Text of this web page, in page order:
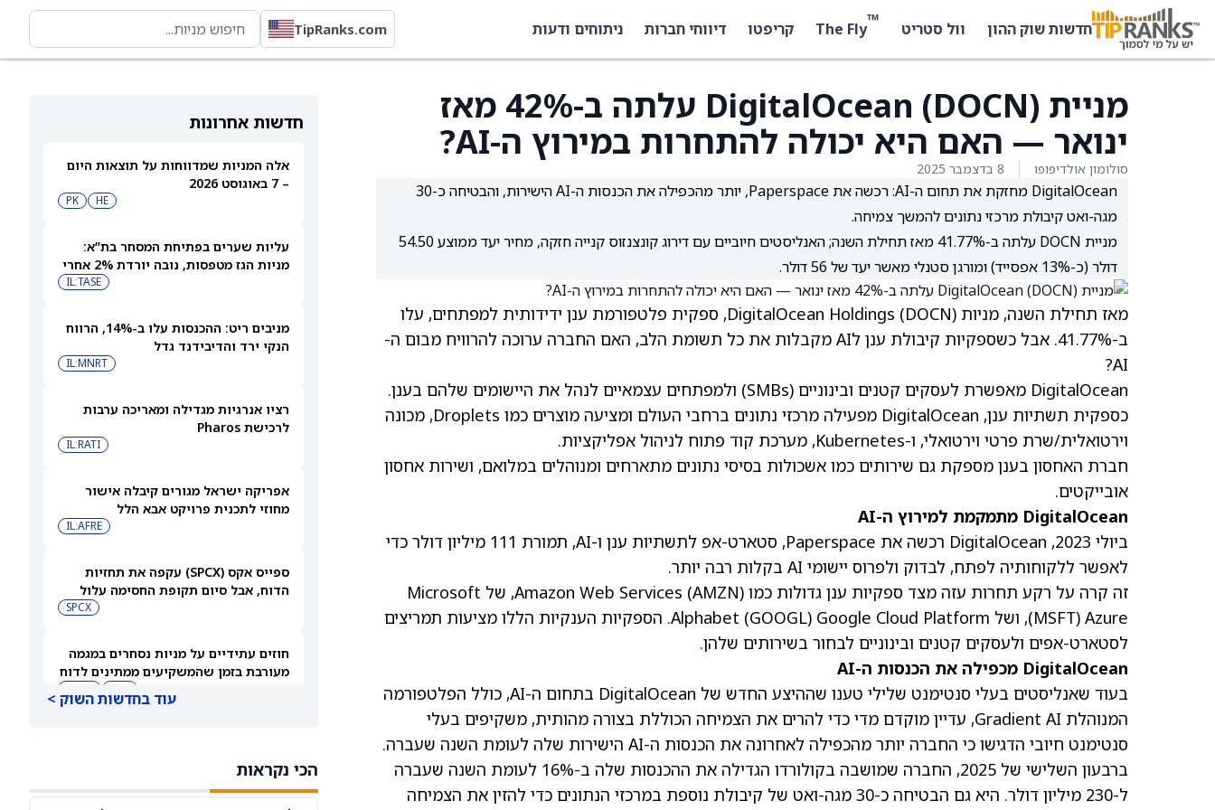
חדשות שוק ההון וול סטריט ™
The Fly קריפטו דיווחי חברות ניתוחים ודעות TipRanks.com
חדשות אחרונות
אלה המניות שמדווחות על תוצאות היום
– 7 באוגוסט 2026
HE
PK
עליות שערים בפתיחת המסחר בת”א:
מניות הגז מטפסות, נובה יורדת 2% אחרי
IL:TASE
מניבים ריט: ההכנסות עלו ב-14%, הרווח
הנקי ירד והדיבידנד גדל
IL:MNRT
רציו אנרגיות מגדילה ומאריכה ערבות
לרכישת Pharos
IL:RATI
אפריקה ישראל מגורים קיבלה אישור
מחוזי לתכנית פרויקט אבא הלל
IL:AFRE
ספייס אקס (SPCX) עקפה את תחזיות
הדוח, אבל סיום תקופת החסימה עלול
SPCX
חוזים עתידיים על מניות נסחרים במגמה
מעורבת בזמן שהמשקיעים ממתינים לדוח
עוד בחדשות השוק >
הכי נקראות
מניית DigitalOcean (DOCN) עלתה ב-42% מאז
ינואר — האם היא יכולה להתחרות במירוץ ה-AI?
סולומון אולדיפופו 8 בדצמבר 2025
DigitalOcean מחזקת את תחום ה-AI: רכשה את Paperspace, יותר מהכפילה את הכנסות ה-AI הישירות, והבטיחה כ-30
מגה-ואט קיבולת מרכזי נתונים להמשך צמיחה.
מניית DOCN עלתה ב-41.77% מאז תחילת השנה; האנליסטים חיוביים עם דירוג קונצנזוס קנייה חזקה, מחיר יעד ממוצע 54.50
דולר (כ-13% אפסייד) ומורגן סטנלי מאשר יעד של 56 דולר.
מאז תחילת השנה, מניות DigitalOcean Holdings (DOCN)
, ספקית פלטפורמת ענן ידידותית למפתחים, עלו
ב-41.77%. אבל כשספקיות קיבולת ענן לAI מקבלות את כל תשומת הלב, האם החברה ערוכה להרוויח מבום ה-
AI?
DigitalOcean מאפשרת לעסקים קטנים ובינוניים (SMBs) ולמפתחים עצמאיים לנהל את היישומים שלהם בענן.
כספקית תשתיות ענן, DigitalOcean מפעילה מרכזי נתונים ברחבי העולם ומציעה מוצרים כמו Droplets, מכונה
וירטואלית/שרת פרטי וירטואלי, ו-Kubernetes, מערכת קוד פתוח לניהול אפליקציות.
חברת האחסון בענן מספקת גם שירותים כמו אשכולות בסיסי נתונים מתארחים ומנוהלים במלואם, ושירות אחסון
אובייקטים.
DigitalOcean מתמקמת למירוץ ה-AI
ביולי 2023, DigitalOcean רכשה את Paperspace, סטארט-אפ לתשתיות ענן ו-AI, תמורת 111 מיליון דולר כדי
לאפשר ללקוחותיה לפתח, לבדוק ולפרוס יישומי AI בקלות רבה יותר.
זה קרה על רקע תחרות עזה מצד ספקיות ענן גדולות כמו Amazon Web Services (AMZN)
, של Microsoft
(MSFT) Azure, ושל Alphabet (GOOGL)
Google Cloud Platform. הספקיות הענקיות הללו מציעות תמריצים
לסטארט-אפים ולעסקים קטנים ובינוניים לבחור בשירותים שלהן.
DigitalOcean מכפילה את הכנסות ה-AI
בעוד שאנליסטים בעלי סנטימנט שלילי טענו שההיצע החדש של DigitalOcean בתחום ה-AI, כולל הפלטפורמה
המנוהלת Gradient AI, עדיין מוקדם מדי כדי להרים את הצמיחה הכוללת בצורה מהותית, משקיפים בעלי
סנטימנט חיובי הדגישו כי החברה יותר מהכפילה לאחרונה את הכנסות ה-AI הישירות שלה לעומת השנה שעברה.
ברבעון השלישי של 2025, החברה שמושבה בקולורדו
הגדילה את ההכנסות שלה ב-16% לעומת השנה שעברה
ל-230 מיליון דולר. היא גם הבטיחה כ-30 מגה-ואט של קיבולת נוספת במרכזי הנתונים כדי להזין את הצמיחה